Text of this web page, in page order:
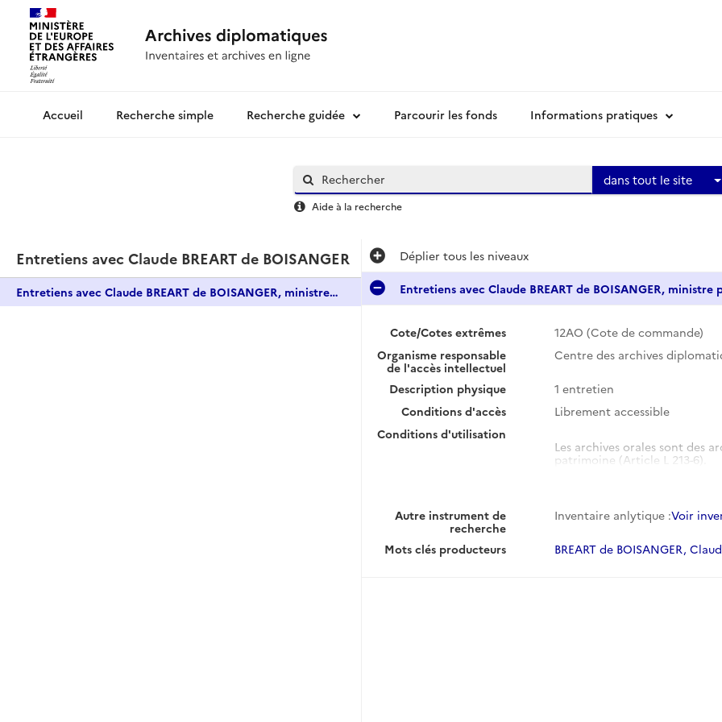
Archives diplomatiquesRecherche simple Recherche guidée Parcourir les fonds Informations pratiques
dans tout le site
Aide à la recherche
Entretiens avec Claude BREART de BOISANGER
Entretiens avec Claude BREART de BOISANGER, ministre plénipotentiaire
Déplier tous les niveaux
Entretiens avec Claude BREART de BOISANGER,
Cote/Cotes extrêmes
12AO (Cote de commande)
Organisme responsable
de l'accès intellectuel
Centre des archives
Description physique
1 entretien
Conditions d'accès
Librement accessible
Conditions d'utilisation
Les archives orales sont des
patrimoine (Article L 213-6).
En tant qu'œuvres de l'esprit,
subordonnées à l'autorisation
Code de la propriété
Autre instrument de
recherche
Inventaire anlytique :Voir
Mots clés producteurs BREART de BOISANGER,